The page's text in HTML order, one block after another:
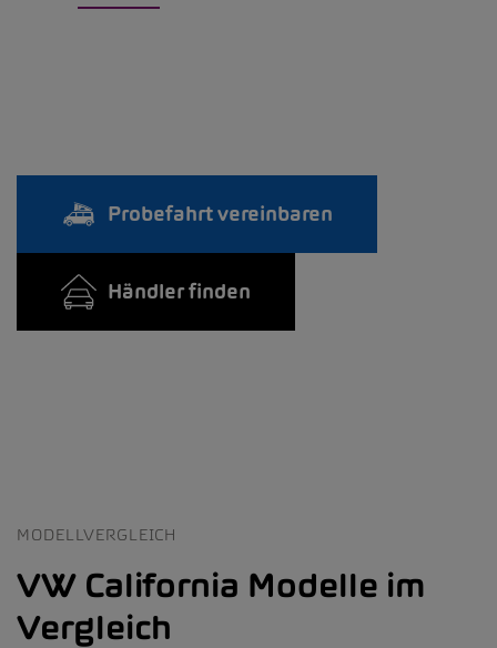
Probefahrt vereinbaren
Händler finden
MODELLVERGLEICH
VW California Modelle im
Vergleich